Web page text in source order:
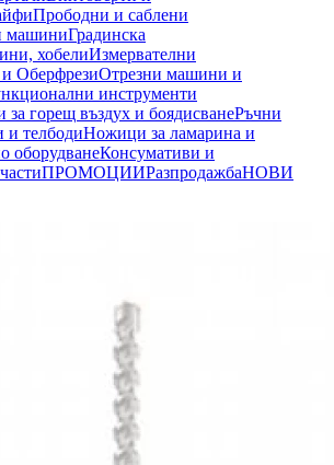
Прободни и саблени
машиниГрадинска
хобелиИзмервателни
ОберфрезиОтрезни машини и
инструменти
за горещ въздух и боядисванеРъчни
и телбодиНожици за ламарина и
оборудванеКонсумативи и
ПРОМОЦИИРазпродажбаНОВИ